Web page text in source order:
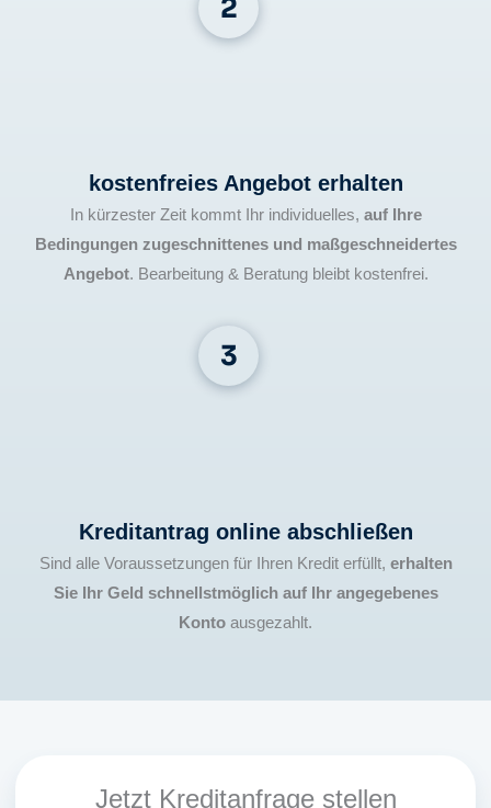
kostenfreies Angebot erhalten
In kürzester Zeit kommt Ihr individuelles, auf Ihre
Bedingungen zugeschnittenes und maßgeschneidertes
Angebot. Bearbeitung & Beratung bleibt kostenfrei.
Kreditantrag online abschließen
Sind alle Voraussetzungen für Ihren Kredit erfüllt, erhalten
Sie Ihr Geld schnellstmöglich auf Ihr angegebenes
Konto ausgezahlt.
Jetzt Kreditanfrage stellen